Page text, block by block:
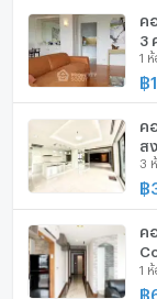
ค
3
1 ห้
฿
ค
สู
3
฿
ค
1 ห้
฿